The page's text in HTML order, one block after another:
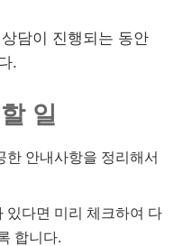
담이 진행되는 동안
.
일
한 안내사항을 정리해서
있다면 미리 체크하여 다
합니다.